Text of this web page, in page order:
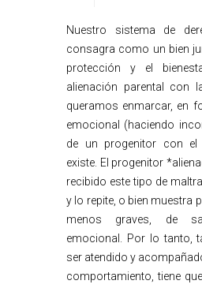
Nuestro sistema de
consagra como un bien
protección y el
alienación parental con
queramos enmarcar, en
emocional (haciendo
de un progenitor con el
existe. El progenitor
recibido este tipo de
y lo repite, o bien muestra
menos graves, de
emocional. Por lo tanto,
ser atendido y
comportamiento, tiene